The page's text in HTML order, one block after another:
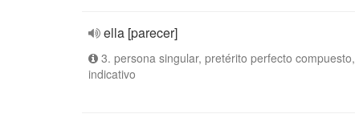
ella [parecer]
3. persona singular, pretérito perfecto compuesto,
indicativo